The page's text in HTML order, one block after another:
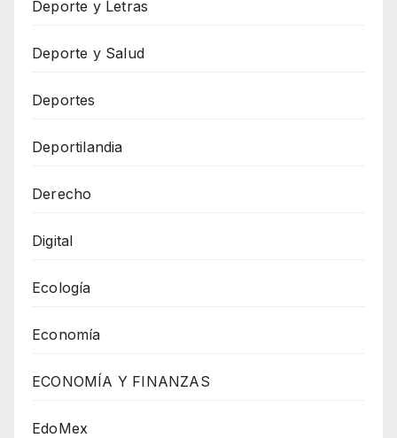
Deporte y Letras
Deporte y Salud
Deportes
Deportilandia
Derecho
Digital
Ecología
Economía
ECONOMÍA Y FINANZAS
EdoMex